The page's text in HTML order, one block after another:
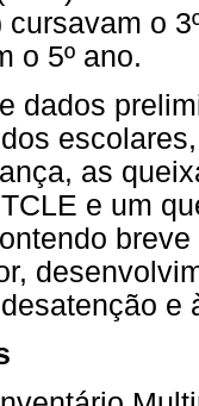
cursavam o
o 5º ano.
dados
as
e um
e